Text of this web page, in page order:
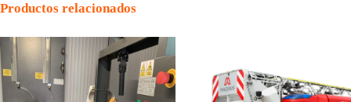
Productos relacionados